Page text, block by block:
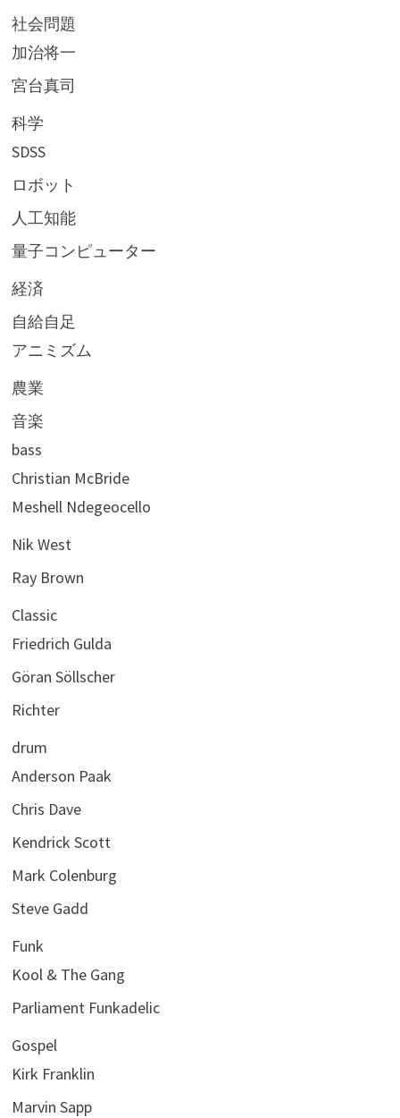
社会問題
加治将一
宮台真司
科学
SDSS
ロボット
人工知能
量子コンピューター
経済
自給自足
アニミズム
農業
音楽
bass
Christian McBride
Meshell Ndegeocello
Nik West
Ray Brown
Classic
Friedrich Gulda
Göran Söllscher
Richter
drum
Anderson Paak
Chris Dave
Kendrick Scott
Mark Colenburg
Steve Gadd
Funk
Kool & The Gang
Parliament Funkadelic
Gospel
Kirk Franklin
Marvin Sapp